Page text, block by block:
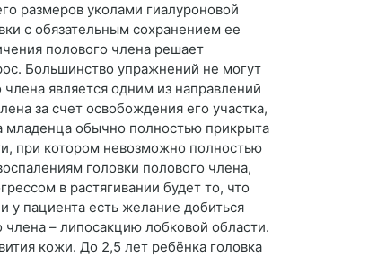
размеров уколами гиалуроновой
с обязательным сохранением ее
полового члена решает
Большинство упражнений не могут
является одним из направлений
за счет освобождения его участка,
младенца обычно полностью прикрыта
при котором невозможно полностью
головки полового члена,
в растягивании будет то, что
у пациента есть желание добиться
– липосакцию лобковой области.
кожи. До 2,5 лет ребёнка головка